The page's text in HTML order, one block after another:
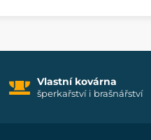
Vlastní kovárna
šperkařství i brašnářství